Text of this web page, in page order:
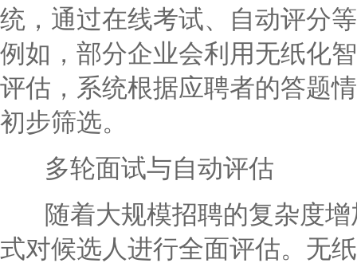
统，通过在线考试、自动评分
例如，部分企业会利用无纸化
评估，系统根据应聘者的答题
初步筛选。
多轮面试与自动评估
随着大规模招聘的复杂度增
式对候选人进行全面评估。无